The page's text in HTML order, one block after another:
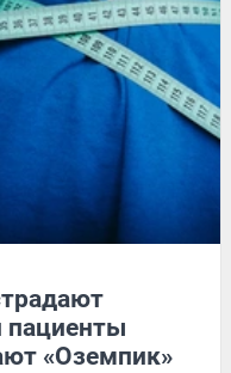
пациенты
«Оземпик»